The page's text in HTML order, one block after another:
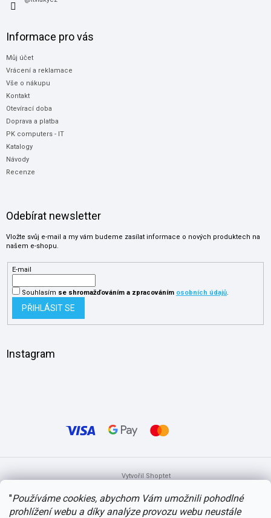
"Používáme cookies, abychom Vám umožnili pohodlné
prohlížení webu a díky analýze provozu webu neustále
Informace pro vás
Můj účet
Vrácení a reklamace
Vše o nákupu
Kontakt
Otevírací doba
Doprava a platba
PK computers - IT
Katalogy
Návody
Recenze
Odebírat newsletter
Vložte svůj e-mail a my vám budeme zasílat informace o nových produktech na
našem e-shopu.
E-mail
Souhlasím se shromažďováníma zpracováním osobních údajů.
PŘIHLÁSIT SE
Instagram
Vytvořil Shoptet
Copyright 2026itvlaky.cz. Všechna práva vyhrazena.Upravit nastavení